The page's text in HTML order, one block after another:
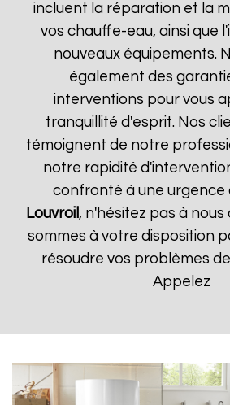
incluent la réparation et la
vos chauffe-eau, ainsi que
nouveaux équipements.
également des
interventions pour vous
tranquillité d'esprit. Nos
témoignent de notre
notre rapidité
confronté à une urgence
Louvroil, n'hésitez pas à
sommes à votre disposition
résoudre vos problèmes
Appelez